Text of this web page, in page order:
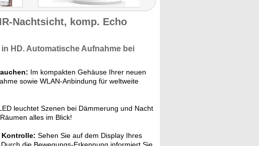
Nachtsicht, komp. Echo
HD. Automatische Aufnahme bei
Im kompakten Gehäuse Ihrer neuen
sowie WLAN-Anbindung für weltweite
leuchtet Szenen bei Dämmerung und Nacht
alles im Blick!
Kontrolle: Sehen Sie auf dem Display Ihres